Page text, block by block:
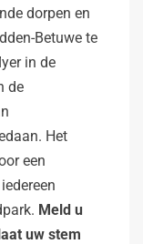
dorpen en
Betuwe te
in de
de
Het
een
Meld u
uw stem